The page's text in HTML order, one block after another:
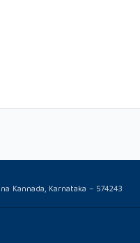
Kannada, Karnataka – 574243